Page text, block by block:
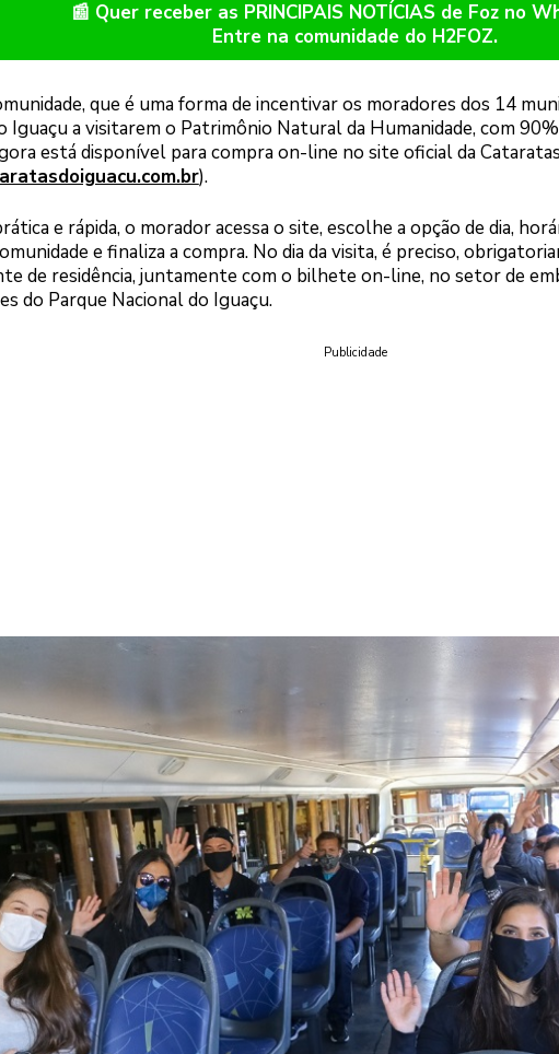
📰 Quer receber as PRINCIPAIS NOTÍCIAS de Foz no
Entre na comunidade do H2FOZ.
que é uma forma de incentivar os moradores dos 14
Iguaçu a visitarem o Patrimônio Natural da Humanidade, com
está disponível para compra on-line no site oficial da
).
e rápida, o morador acessa o site, escolhe a opção de dia,
e finaliza a compra. No dia da visita, é preciso,
de residência, juntamente com o bilhete on-line, no setor de
do Parque Nacional do Iguaçu.
Publicidade